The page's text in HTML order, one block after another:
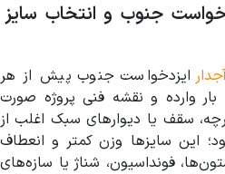
جنوب و انتخاب سایز
ایزدخواست جنوب پیش از هر
وارده و نقشه فنی پروژه صورت
سقف یا دیوارهای سبک اغلب از
می‌شود؛ این سایزها وزن کمتر و انعطاف
فونداسیون، شناژ یا سازه‌های